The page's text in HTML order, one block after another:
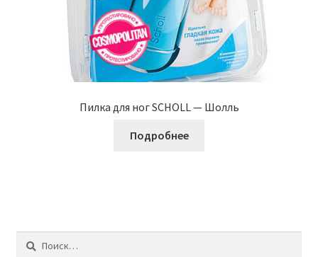
Пилка для ног SCHOLL — Шолль
Подробнее
Найти: